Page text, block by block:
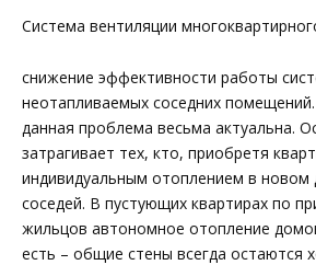
Система вентиляции
снижение эффективности работы
неотапливаемых соседних
данная проблема весьма актуальна.
затрагивает тех, кто, приобретя
индивидуальным отоплением в новом
соседей. В пустующих квартирах по
жильцов автономное отопление
есть – общие стены всегда остаются